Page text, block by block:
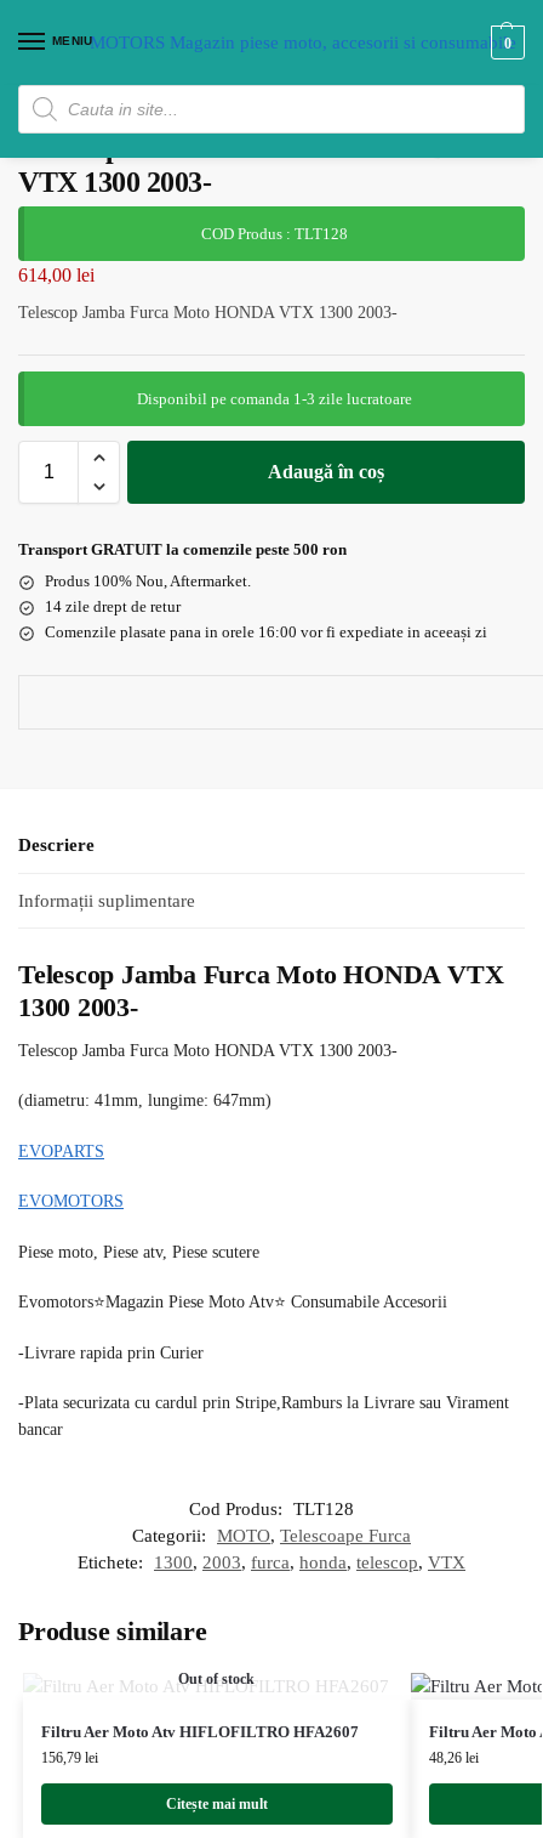
MENIU 0
VTX 1300 2003-
COD Produs : TLT128
614,00 lei
Telescop Jamba Furca Moto HONDA VTX 1300 2003-
Disponibil pe comanda 1-3 zile lucratoare
Adaugă în coș
Transport GRATUIT la comenzile peste 500 ron
Produs 100% Nou, Aftermarket.
14 zile drept de retur
Comenzile plasate pana in orele 16:00 vor fi expediate in aceeași zi
Descriere
Informații suplimentare
Telescop Jamba Furca Moto HONDA VTX
1300 2003-
Telescop Jamba Furca Moto HONDA VTX 1300 2003-
(diametru: 41mm, lungime: 647mm)
EVOPARTS
EVOMOTORS
Piese moto, Piese atv, Piese scutere
Evomotors⭐️Magazin Piese Moto Atv⭐️ Consumabile Accesorii
-Livrare rapida prin Curier
-Plata securizata cu cardul prin Stripe,Ramburs la Livrare sau Virament
bancar
Cod Produs:
TLT128
Categorii:
MOTO, Telescoape Furca
Etichete:
1300, 2003, furca, honda, telescop, VTX
Produse similare
Out of stock
Filtru Aer Moto Atv HIFLOFILTRO HFA2607
156,79 lei
Citește mai mult
Filtru Aer Moto
48,26 lei